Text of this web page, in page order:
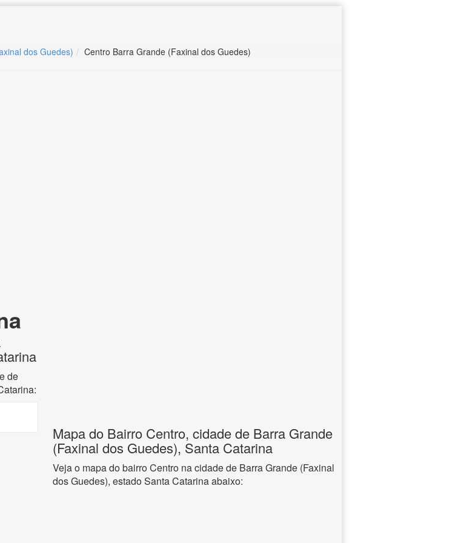
dos Guedes) Centro Barra Grande (Faxinal dos Guedes)
de
Mapa do Bairro Centro, cidade de Barra Grande
(Faxinal dos Guedes), Santa Catarina
Veja o mapa do bairro Centro na cidade de Barra Grande (Faxinal
dos Guedes), estado Santa Catarina abaixo: